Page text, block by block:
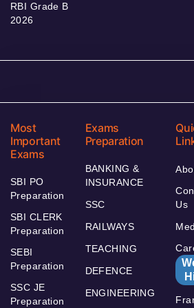
RBI Grade B
2026
Most
Important
Exams
SBI PO
Preparation
SBI CLERK
Preparation
SEBI
Preparation
SSC JE
Preparation
Exams
Preparation
BANKING &
INSURANCE
SSC
RAILWAYS
TEACHING
DEFENCE
ENGINEERING
Us